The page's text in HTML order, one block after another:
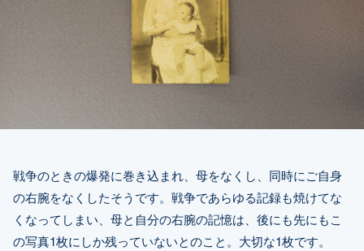
戦争のときの爆発に巻き込まれ、母をなくし、同時にご自身
の右腕をなくしたそうです。戦争であらゆる記録も焼けてな
くなってしまい、母と自分の右腕の記憶は、後にも先にもこ
の写真1枚にしか残っていないとのこと。大切な1枚です。